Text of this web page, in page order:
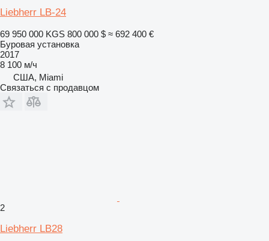
Liebherr LB-24
69 950 000 KGS 800 000 $ ≈ 692 400 €
Буровая установка
2017
8 100 м/ч
США, Miami
Связаться с продавцом
2
Liebherr LB28